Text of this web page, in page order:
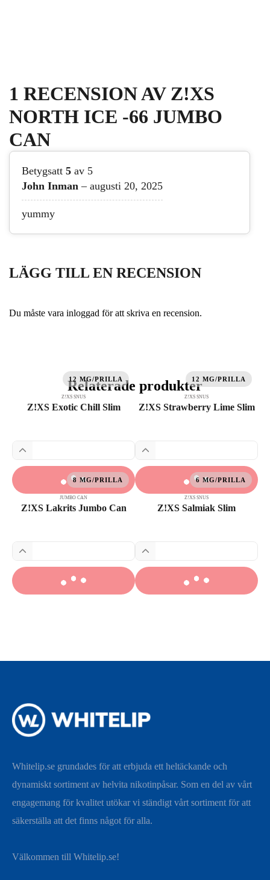
1 RECENSION AV Z!XS
NORTH ICE -66 JUMBO
CAN
Betygsatt 5 av 5
John Inman– augusti 20, 2025
yummy
LÄGG TILL EN RECENSION
Du måste vara inloggad för att skriva en recension.
Relaterade produkter
12 MG/PRILLA
Z!XS SNUS
Z!XS Exotic Chill Slim
12 MG/PRILLA
Z!XS SNUS
Z!XS Strawberry Lime Slim
8 MG/PRILLA
JUMBO CAN
Z!XS Lakrits Jumbo Can
6 MG/PRILLA
Z!XS SNUS
Z!XS Salmiak Slim
Whitelip.se grundades för att erbjuda ett heltäckande och
dynamiskt sortiment av helvita nikotinpåsar. Som en del av vårt
engagemang för kvalitet utökar vi ständigt vårt sortiment för att
säkerställa att det finns något för alla.
Välkommen till Whitelip.se!